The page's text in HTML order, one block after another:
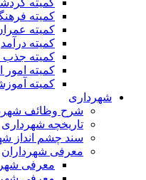
کمیته
کمیته
کمیته
کمیته درآمد
کمیته جذب
کمیته امور
کمیته
شهرداری
شرح وظائف
تاریخچه شهرداری
سند چشم انداز
معرفی شهرداران
معرفی